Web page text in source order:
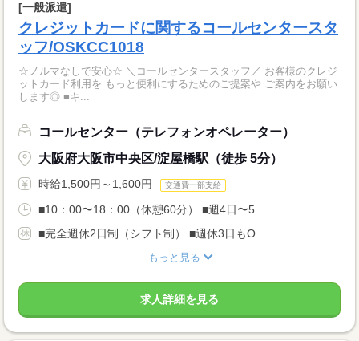
[一般派遣]
クレジットカードに関するコールセンタースタ
ッフ/OSKCC1018
☆ノルマなしで安心☆ ＼コールセンタースタッフ／ お客様のクレジ
ットカード利用を もっと便利にするためのご提案や ご案内をお願い
します◎ ■キ...
コールセンター（テレフォンオペレーター）
大阪府大阪市中央区/淀屋橋駅（徒歩 5分）
時給1,500円～1,600円 交通費一部支給
■10：00〜18：00（休憩60分） ■週4日〜5...
■完全週休2日制（シフト制） ■週休3日もO...
もっと見る
求人詳細を見る